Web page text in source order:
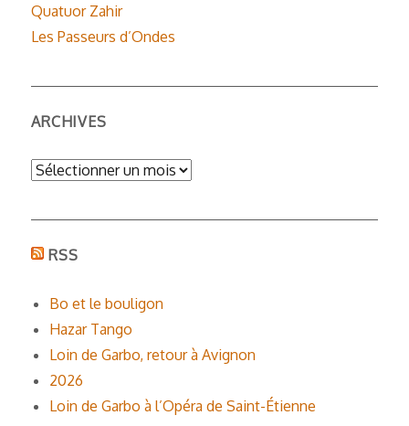
Quatuor Zahir
Les Passeurs d’Ondes
ARCHIVES
Archives
RSS
Bo et le bouligon
Hazar Tango
Loin de Garbo, retour à Avignon
2026
Loin de Garbo à l’Opéra de Saint-Étienne